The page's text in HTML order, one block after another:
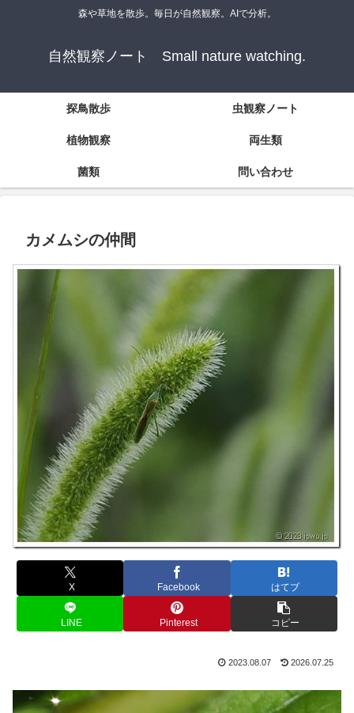
森や草地を散歩。毎日が自然観察。AIで分析。
自然観察ノート Small nature watching.
探鳥散歩 虫観察ノート
植物観察 両生類
菌類 問い合わせ
カメムシの仲間
X Facebook はてブ
LINE Pinterest コピー
2023.08.07 2026.07.25